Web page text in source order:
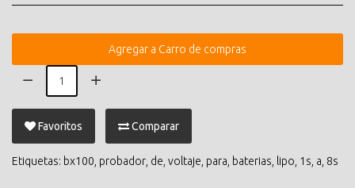
Agregar a Carro de compras
Favoritos Comparar
Etiquetas: bx100 probador de voltaje para baterias lipo 1s a 8s